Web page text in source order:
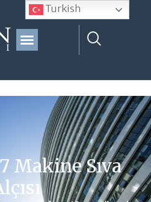
Sıva
Makine Sıva
Turkish